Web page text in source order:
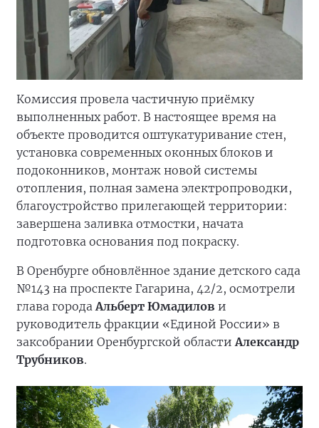
Комиссия провела частичную приёмку
выполненных работ. В настоящее время на
объекте проводится оштукатуривание стен,
установка современных оконных блоков и
подоконников, монтаж новой системы
отопления, полная замена электропроводки,
благоустройство прилегающей территории:
завершена заливка отмостки, начата
подготовка основания под покраску.
В Оренбурге обновлённое здание детского сада
№143 на проспекте Гагарина, 42/2, осмотрели
глава города Альберт Юмадилов и
руководитель фракции «Единой России» в
заксобрании Оренбургской области Александр
Трубников.